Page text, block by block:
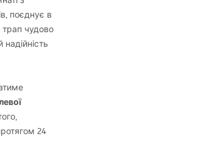
поєднує в
трап чудово
24